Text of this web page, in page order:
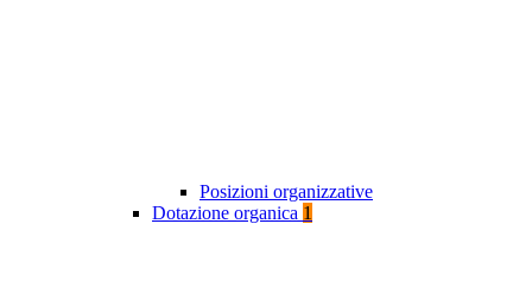
Posizioni organizzative
Dotazione organica 1